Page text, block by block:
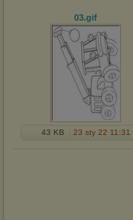
03.gif
43 KB 23 sty 22 11:31